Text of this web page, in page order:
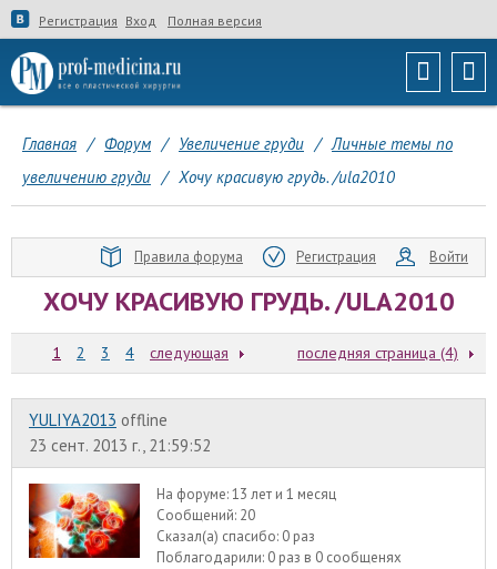
Регистрация Вход Полная версия
Главная / Форум / Увеличение груди / Личные темы по
увеличению груди / Хочу красивую грудь. /ula2010
Правила форума Регистрация Войти
ХОЧУ КРАСИВУЮ ГРУДЬ. /ULA2010
1 2 3 4 следующая последняя страница (4)
YULIYA2013 offline
23 сент. 2013 г., 21:59:52
На форуме:13 лет и 1 месяц
Сообщений: 20
Сказал(а) спасибо: 0 раз
Поблагодарили: 0 раз в 0 сообщенях